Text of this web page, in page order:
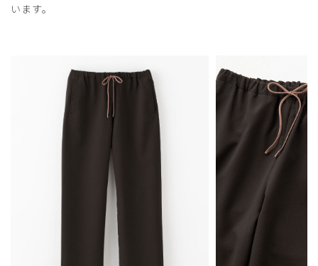
が見えることはないです。高級感のある色味と質感でとても
役に立った
います。